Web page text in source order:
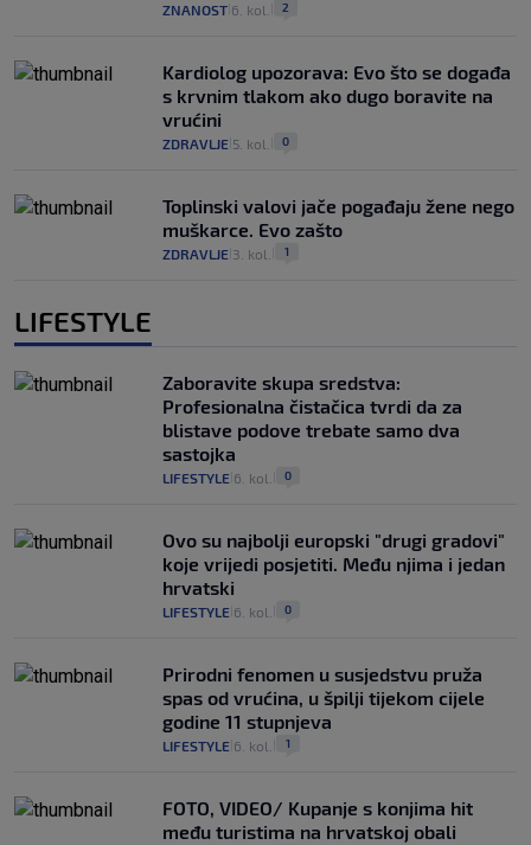
ZNANOST 6. kol. 2
Kardiolog upozorava: Evo što se događa
s krvnim tlakom ako dugo boravite na
vrućini
ZDRAVLJE 5. kol. 0
Toplinski valovi jače pogađaju žene nego
muškarce. Evo zašto
ZDRAVLJE 3. kol. 1
LIFESTYLE
Zaboravite skupa sredstva:
Profesionalna čistačica tvrdi da za
blistave podove trebate samo dva
sastojka
LIFESTYLE 6. kol. 0
Ovo su najbolji europski "drugi gradovi"
koje vrijedi posjetiti. Među njima i jedan
hrvatski
LIFESTYLE 6. kol. 0
Prirodni fenomen u susjedstvu pruža
spas od vrućina, u špilji tijekom cijele
godine 11 stupnjeva
LIFESTYLE 6. kol. 1
FOTO, VIDEO/ Kupanje s konjima hit
među turistima na hrvatskoj obali